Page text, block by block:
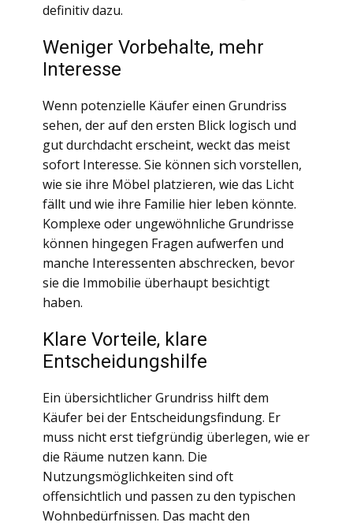
definitiv dazu.
Weniger Vorbehalte, mehr
Interesse
Wenn potenzielle Käufer einen Grundriss
sehen, der auf den ersten Blick logisch und
gut durchdacht erscheint, weckt das meist
sofort Interesse. Sie können sich vorstellen,
wie sie ihre Möbel platzieren, wie das Licht
fällt und wie ihre Familie hier leben könnte.
Komplexe oder ungewöhnliche Grundrisse
können hingegen Fragen aufwerfen und
manche Interessenten abschrecken, bevor
sie die Immobilie überhaupt besichtigt
haben.
Klare Vorteile, klare
Entscheidungshilfe
Ein übersichtlicher Grundriss hilft dem
Käufer bei der Entscheidungsfindung. Er
muss nicht erst tiefgründig überlegen, wie er
die Räume nutzen kann. Die
Nutzungsmöglichkeiten sind oft
offensichtlich und passen zu den typischen
Wohnbedürfnissen. Das macht den